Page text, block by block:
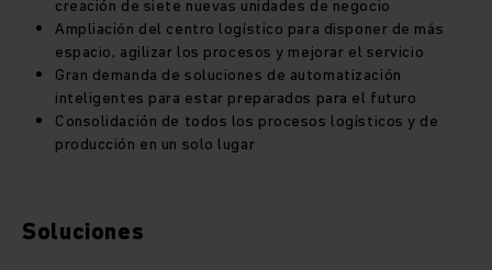
creación de siete nuevas unidades de negocio
Ampliación del centro logístico para disponer de más
espacio, agilizar los procesos y mejorar el servicio
Gran demanda de soluciones de automatización
inteligentes para estar preparados para el futuro
Consolidación de todos los procesos logísticos y de
producción en un solo lugar
Soluciones